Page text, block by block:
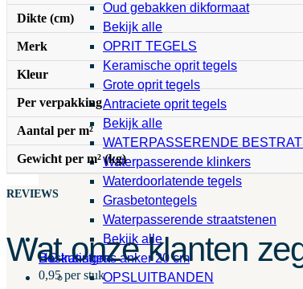
HG kunstgras anker 20 cm
0,95 per stuk
Oud gebakken dikformaat
Bekijk alle
OPRIT TEGELS
Keramische oprit tegels
Grote oprit tegels
Antraciete oprit tegels
Bekijk alle
WATERPASSERENDE
Waterpasserende klinkers
Waterdoorlatende tegels
Grasbetontegels
Waterpasserende straatstenen
Bekijk alle
Bestratingen
OPSLUITBANDEN
Dikte (cm)
Merk
Kleur
Per verpakking
Aantal per m²
Gewicht per m² (kg)
REVIEWS
Wat onze klanten